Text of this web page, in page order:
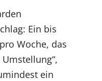
Ein bis
Woche, das
ein